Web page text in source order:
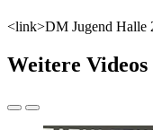
<link>DM Jugend Halle
Weitere